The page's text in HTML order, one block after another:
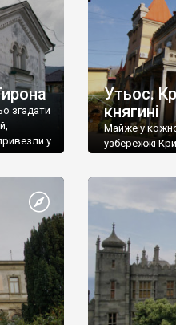
згадати
у
Утьос.
княгині
Майже у
узбережжі